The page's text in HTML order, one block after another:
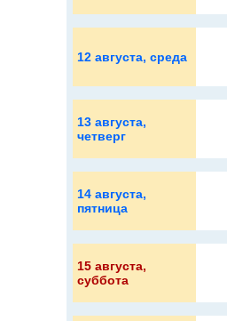
12 августа, среда
13 августа,
четверг
14 августа,
пятница
15 августа,
суббота